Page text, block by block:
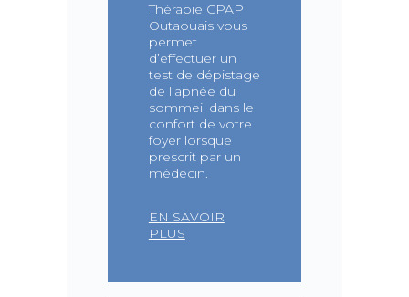
Thérapie CPAP
Outaouais vous
permet
d’effectuer un
test de dépistage
de l’apnée du
sommeil dans le
confort de votre
foyer lorsque
prescrit par un
médecin.
EN SAVOIR
PLUS